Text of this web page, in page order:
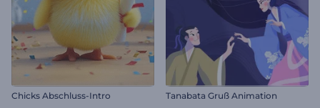
Chicks Abschluss-Intro Tanabata Gruß Animation